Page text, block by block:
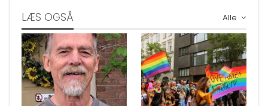
Alle
LÆS OGSÅ